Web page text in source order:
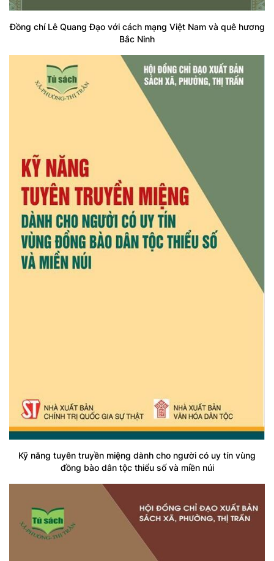
Đồng chí Lê Quang Đạo với cách mạng Việt Nam và quê hương
Bắc Ninh
Kỹ năng tuyên truyền miệng dành cho người có uy tín vùng
đồng bào dân tộc thiểu số và miền núi